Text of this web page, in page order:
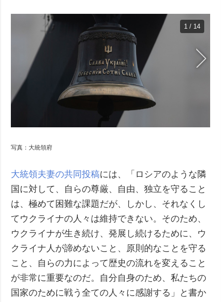
1 / 14
写真：大統領府
大統領夫妻の共同投稿には、「ロシアのような隣
国に対して、自らの尊厳、自由、独立を守ること
は、極めて困難な課題だが、しかし、それなくし
てウクライナの人々は維持できない。そのため、
ウクライナが生き続け、発展し続けるために、ウ
クライナ人が諦めないこと、原則的なことを守る
こと、自らの力によって歴史の流れを変えること
が非常に重要なのだ。自分自身のため、私たちの
国家のために戦う全ての人々に感謝する」と書か